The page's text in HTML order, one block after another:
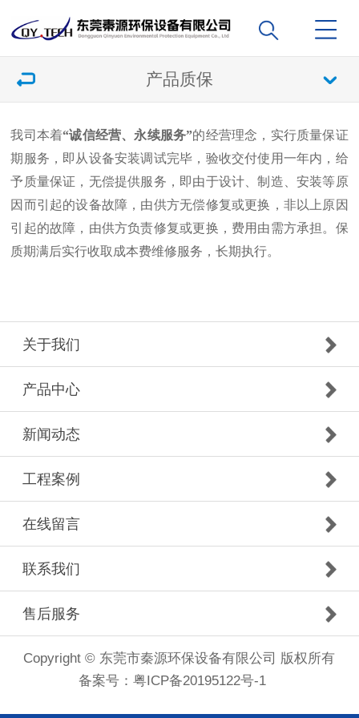
产品质保
我司本着“诚信经营、永续服务”的经营理念，实行质量保证
期服务，即从设备安装调试完毕，验收交付使用一年内，给
予质量保证，无偿提供服务，即由于设计、制造、安装等原
因而引起的设备故障，由供方无偿修复或更换，非以上原因
引起的故障，由供方负责修复或更换，费用由需方承担。保
质期满后实行收取成本费维修服务，长期执行。
关于我们
产品中心
新闻动态
工程案例
在线留言
联系我们
售后服务
Copyright © 东莞市秦源环保设备有限公司 版权所有
备案号：粤ICP备20195122号-1